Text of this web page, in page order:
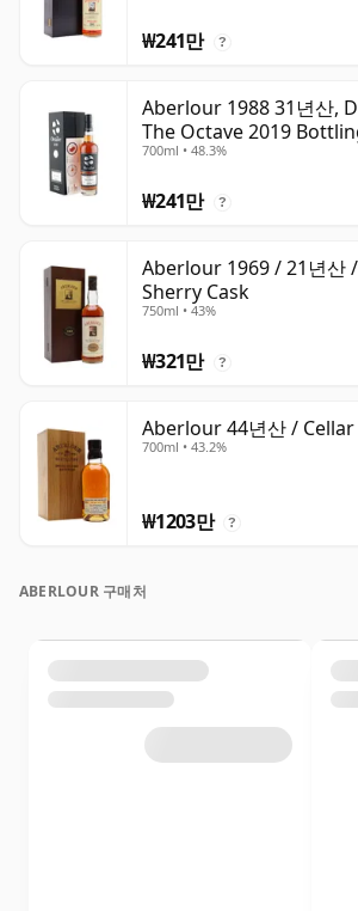
₩241만 ?
Aberlour 1988 31년산,
The Octave 2019
Cask 3325593
700ml • 48.3%
₩241만 ?
Aberlour 1969 / 21년산
Sherry Cask
750ml • 43%
₩321만 ?
Aberlour 44년산 /
700ml • 43.2%
₩1203만 ?
ABERLOUR 구매처